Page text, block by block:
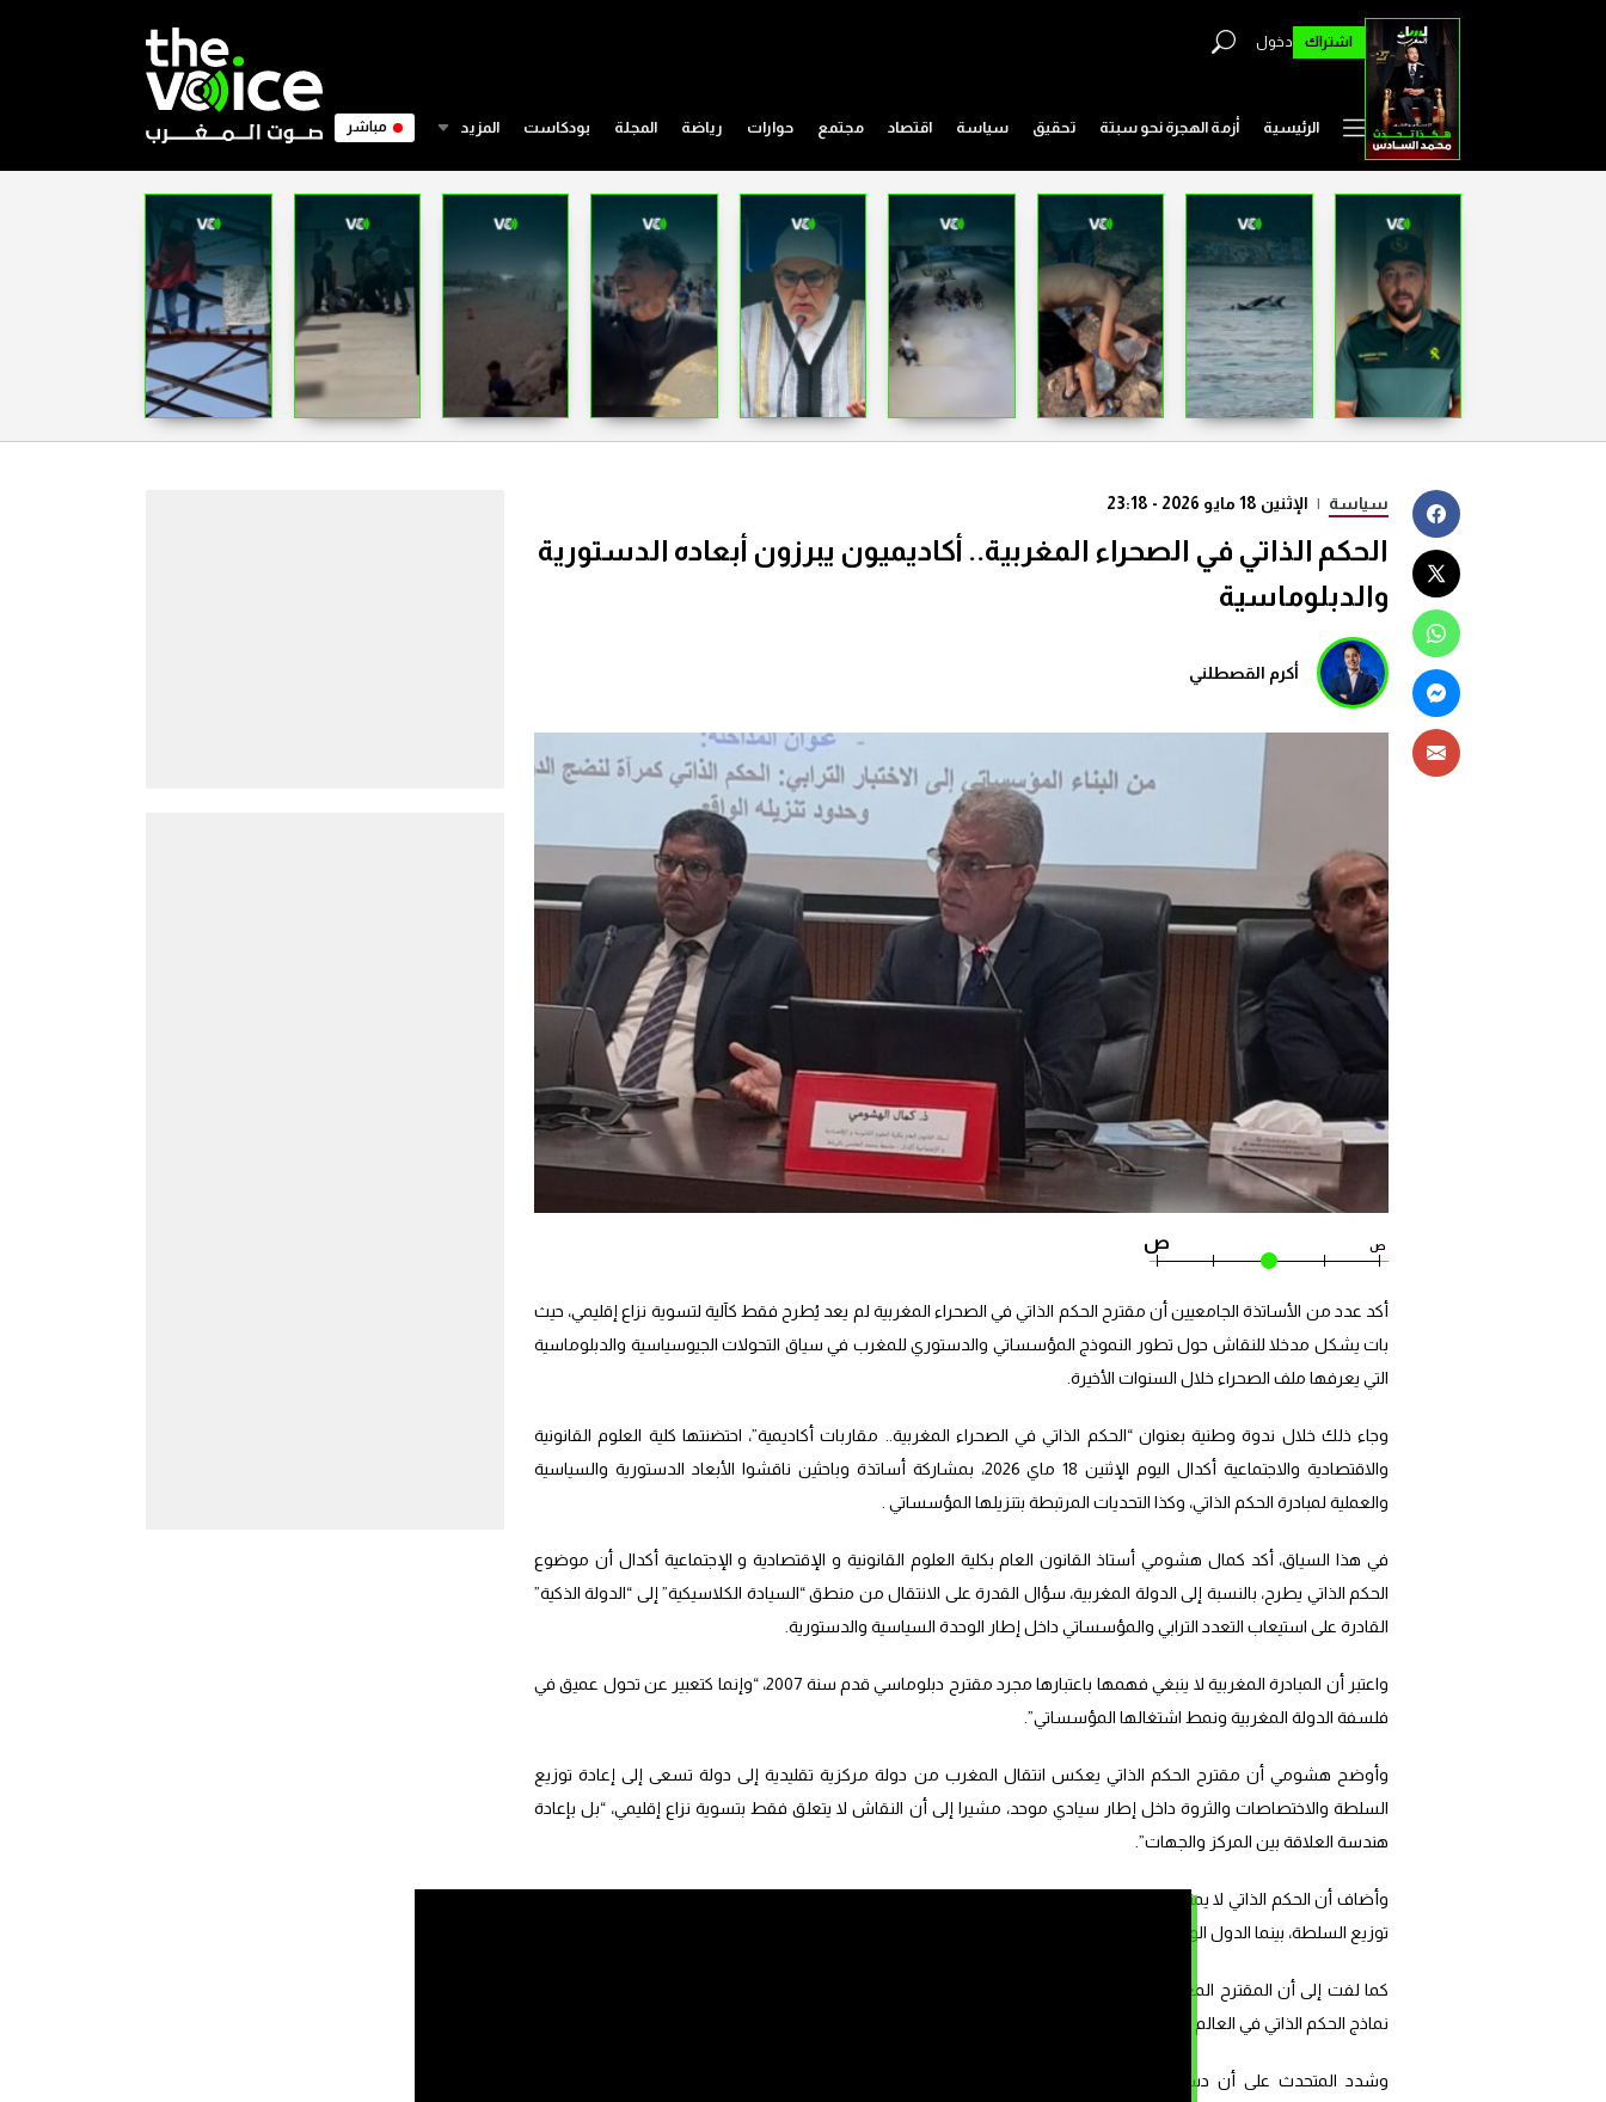
اشتراك دخول
الرئيسية أزمة الهجرة نحو سبتة تحقيق سياسة اقتصاد مجتمع حوارات رياضة المجلة بودكاست المزيد مباشر
سياسة | الإثنين 18 مايو 2026 - 23:18
الحكم الذاتي في الصحراء المغربية.. أكاديميون يبرزون أبعاده الدستورية
والدبلوماسية
أكرم القصطلني
ص ص
أكد عدد من الأساتذة الجامعيين أن مقترح الحكم الذاتي في الصحراء المغربية لم يعد يُطرح فقط كآلية لتسوية نزاع إقليمي، حيث
بات يشكل مدخلا للنقاش حول تطور النموذج المؤسساتي والدستوري للمغرب في سياق التحولات الجيوسياسية والدبلوماسية
التي يعرفها ملف الصحراء خلال السنوات الأخيرة.
وجاء ذلك خلال ندوة وطنية بعنوان “الحكم الذاتي في الصحراء المغربية.. مقاربات أكاديمية”، احتضنتها كلية العلوم القانونية
والاقتصادية والاجتماعية أكدال اليوم الإثنين 18 ماي 2026، بمشاركة أساتذة وباحثين ناقشوا الأبعاد الدستورية والسياسية
والعملية لمبادرة الحكم الذاتي، وكذا التحديات المرتبطة بتنزيلها المؤسساتي .
في هذا السياق، أكد كمال هشومي أستاذ القانون العام بكلية العلوم القانونية و الإقتصادية و الإجتماعية أكدال أن موضوع
الحكم الذاتي يطرح، بالنسبة إلى الدولة المغربية، سؤال القدرة على الانتقال من منطق “السيادة الكلاسيكية” إلى “الدولة الذكية”
القادرة على استيعاب التعدد الترابي والمؤسساتي داخل إطار الوحدة السياسية والدستورية.
واعتبر أن المبادرة المغربية لا ينبغي فهمها باعتبارها مجرد مقترح دبلوماسي قدم سنة 2007، “وإنما كتعبير عن تحول عميق في
فلسفة الدولة المغربية ونمط اشتغالها المؤسساتي”.
وأوضح هشومي أن مقترح الحكم الذاتي يعكس انتقال المغرب من دولة مركزية تقليدية إلى دولة تسعى إلى إعادة توزيع
السلطة والاختصاصات والثروة داخل إطار سيادي موحد، مشيرا إلى أن النقاش لا يتعلق فقط بتسوية نزاع إقليمي، “بل بإعادة
هندسة العلاقة بين المركز والجهات”.
وأضاف أن الحكم الذاتي لا يمثل تنازلا سياسيا بقدر ما يعبر عن “ثقة الدولة في ذاتها”، لأن الدول الضعيفة، وفق تعبيره، تخشى
توزيع السلطة، بينما الدول الواثقة من استقرارها هي القادرة على إعادة تنظيم سلطتها الترابية.
كما لفت إلى أن المقترح المغربي جاء في سياق استقرار مؤسساتي واستمرارية للملكية وإصلاحات دستورية، بخلاف عدد من
نماذج الحكم الذاتي في العالم التي فُرضت على دول تعيش أزمات أو هزائم داخلية.